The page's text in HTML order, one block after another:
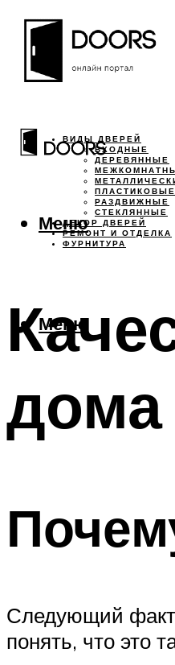
ВИДЫ ДВЕРЕЙ
ВХОДНЫЕ
ДЕРЕВЯННЫЕ
ПЛАСТИКОВЫЕ
РАЗДВИЖНЫЕ
СТЕКЛЯННЫЕ
ДЕКОР ДВЕРЕЙ
РЕМОНТ И ОТДЕЛКА
ФУРНИТУРА
Меню
Меню
дома
Следующий
понять, что это